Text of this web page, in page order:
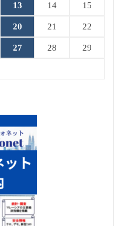
13 14 15
20 21 22
27 28 29